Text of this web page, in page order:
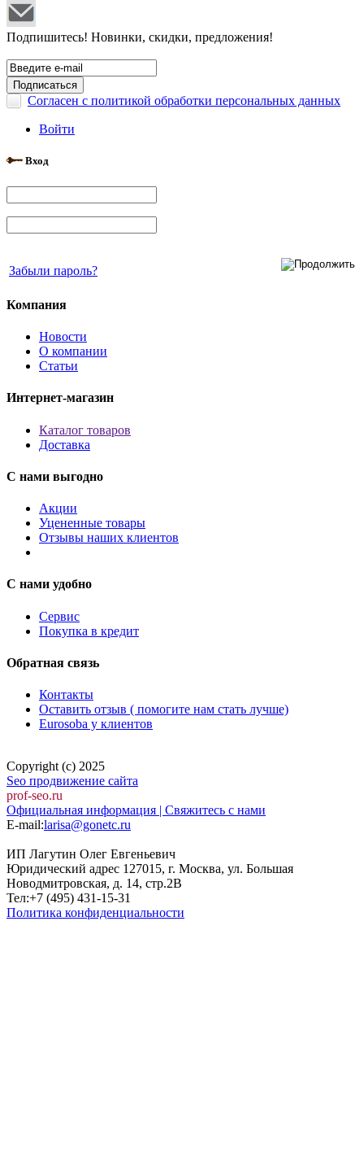
Подпишитесь! Новинки, скидки, предложения!
Согласен с политикой обработки персональных данных
Войти
Вход
Забыли пароль?
Компания
Новости
О компании
Статьи
Интернет-магазин
Каталог товаров
Доставка
С нами выгодно
Акции
Уцененные товары
Отзывы наших клиентов
С нами удобно
Сервис
Покупка в кредит
Обратная связь
Контакты
Оставить отзыв ( помогите нам стать лучше)
Eurosoba у клиентов
Copyright (c) 2025
Seo продвижение сайта
prof-seo.ru
Официальная информация | Свяжитесь с нами
E-mail:larisa@gonetc.ru
ИП Лагутин Олег Евгеньевич
Юридический адрес 127015, г. Москва, ул. Большая
Новодмитровская, д. 14, стр.2B
Тел:+7 (495) 431-15-31
Политика конфиденциальности